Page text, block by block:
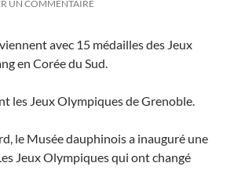
UN COMMENTAIRE
avec 15 médailles des Jeux
en Corée du Sud.
les Jeux Olympiques de Grenoble.
le Musée dauphinois a inauguré une
Jeux Olympiques qui ont changé